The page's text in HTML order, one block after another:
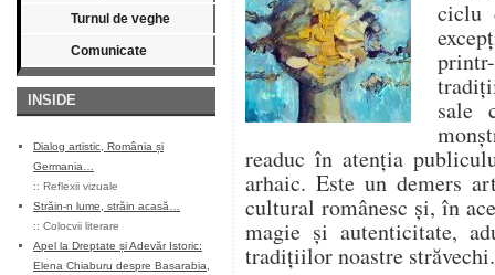
Turnul de veghe
Comunicate
INSIDE
Dialog artistic, România și
Germania…
:: Reflexii vizuale
Străin-n lume, străin acasă…
:: Colocvii literare
Apel la Dreptate și Adevăr Istoric:
Elena Chiaburu despre Basarabia,
ciclu
sale
readuc în atenția
arhaic. Este un demers
cultural românesc și, în
magie și autenticitate,
tradițiilor noastre străvechi.